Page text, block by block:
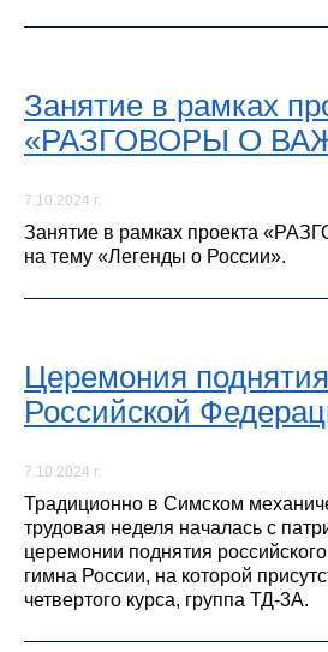
Занятие в рамках
«РАЗГОВОРЫ О
7.10.2024 г.
Занятие в рамках проекта
на тему «Легенды о России».
Церемония
Российской
7.10.2024 г.
Традиционно в Симском
трудовая неделя началась с
церемонии поднятия
гимна России, на которой
четвертого курса, группа ТД-3А.